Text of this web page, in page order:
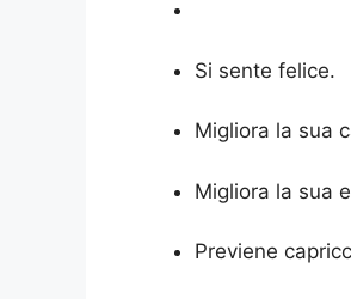
Si sente felice.
Migliora la sua
Migliora la sua
Previene